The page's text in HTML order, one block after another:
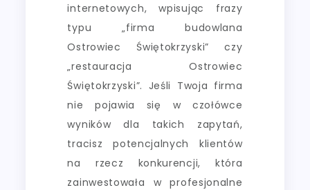
internetowych, wpisując frazy
typu „firma budowlana
Ostrowiec Świętokrzyski” czy
„restauracja Ostrowiec
Świętokrzyski”. Jeśli Twoja firma
nie pojawia się w czołówce
wyników dla takich zapytań,
tracisz potencjalnych klientów
na rzecz konkurencji, która
zainwestowała w profesjonalne